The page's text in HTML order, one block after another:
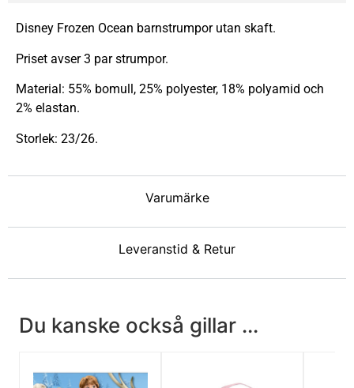
Varumärke
Leveranstid & Retur
Disney Frozen Ocean barnstrumpor utan skaft.
Priset avser 3 par strumpor.
Material: 55% bomull, 25% polyester, 18% polyamid och
2% elastan.
Storlek: 23/26.
Du kanske också gillar ...